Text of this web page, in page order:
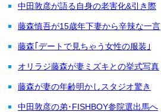
中田敦彦が語る自身の老害化&引き際
藤森慎吾が15歳年下妻から辛辣な一言
藤森｢デートで見ちゃう女性の服装｣
オリラジ藤森が妻ミズキとの挙式写真
藤森が妻の年齢明かしスタジオ驚き
中田敦彦の弟･FISHBOY参院選出馬へ